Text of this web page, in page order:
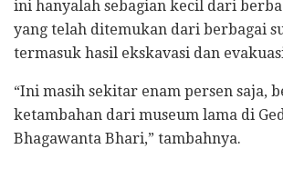
ini hanyalah sebagian kecil dari
yang telah ditemukan dari berbagai
termasuk hasil ekskavasi dan
“Ini masih sekitar enam persen saja,
ketambahan dari museum lama di
Bhagawanta Bhari,” tambahnya.